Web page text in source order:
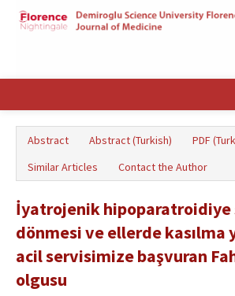
Abstract Abstract (Turkish)
PDF
Similar Articles
Contact the Author
İyatrojenik hipoparatroidiye
dönmesi ve ellerde kasılma
acil servisimize başvuran
olgusu